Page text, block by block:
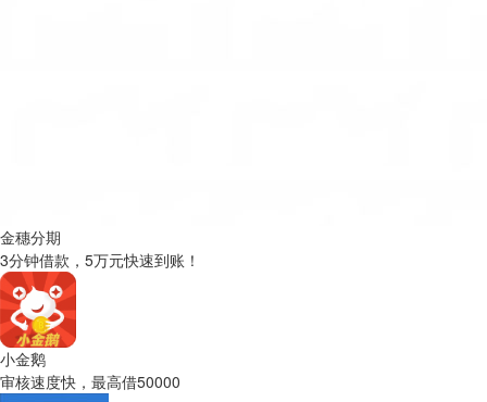
金穗分期
3分钟借款，5万元快速到账！
小金鹅
审核速度快，最高借50000